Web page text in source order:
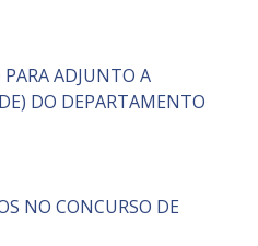
ADJUNTO A
DO DEPARTAMENTO
NO CONCURSO DE